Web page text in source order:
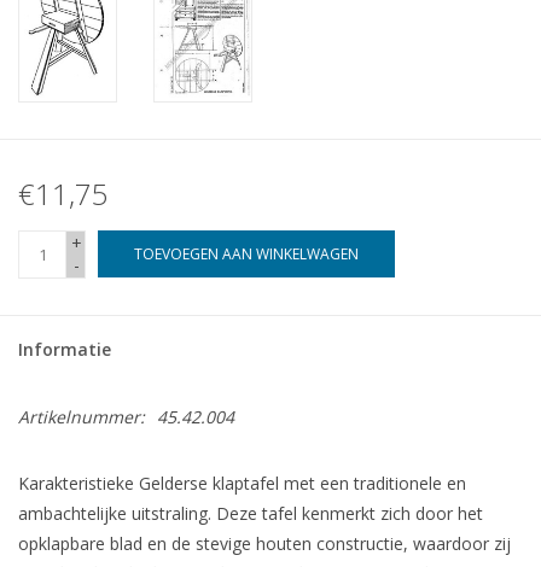
€11,75
+
-
TOEVOEGEN AAN WINKELWAGEN
Informatie
Artikelnummer: 45.42.004
Karakteristieke Gelderse klaptafel met een traditionele en
ambachtelijke uitstraling. Deze tafel kenmerkt zich door het
opklapbare blad en de stevige houten constructie, waardoor zij